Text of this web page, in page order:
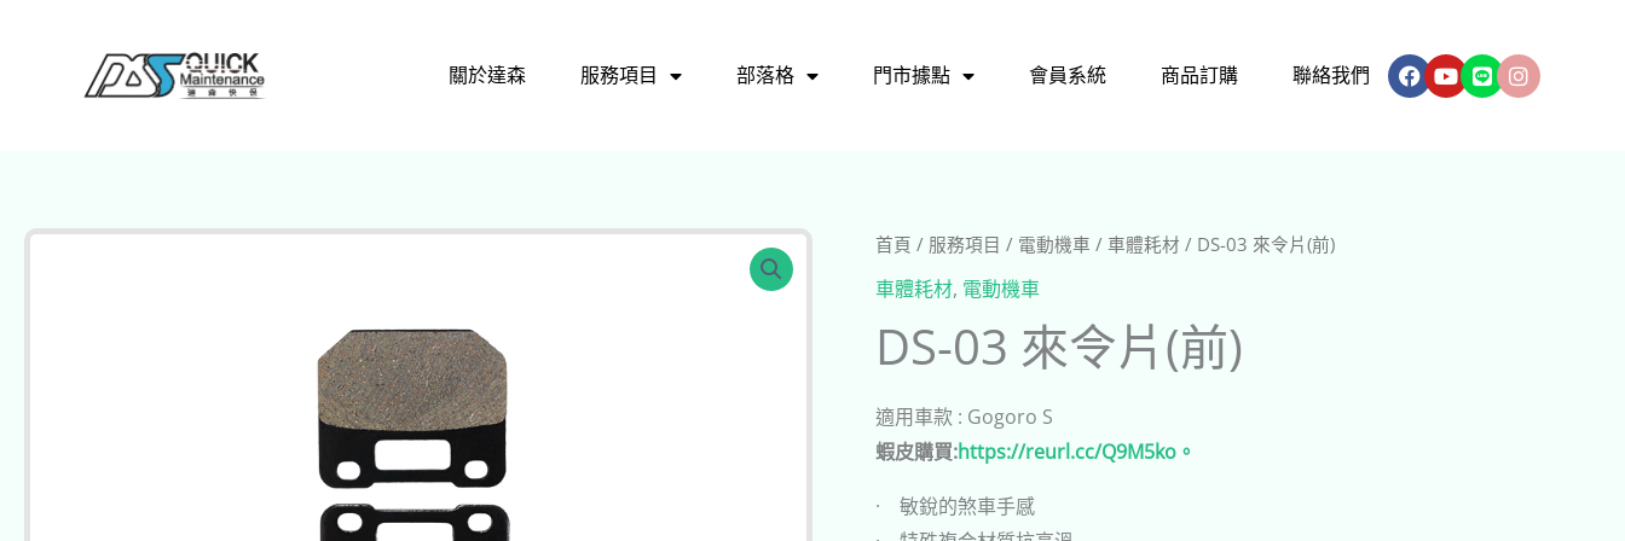
關於達森 服務項目 部落格 門市據點 會員系統 商品訂購 聯絡我們 Facebook
Youtube
LineInstagram
首頁 / 服務項目 / 電動機車 /車體耗材 / DS-03 來令片(前)
車體耗材, 電動機車
DS-03 來令片(前)
適用車款 : Gogoro S
蝦皮購買:https://reurl.cc/Q9M5ko。
· 敏銳的煞車手感